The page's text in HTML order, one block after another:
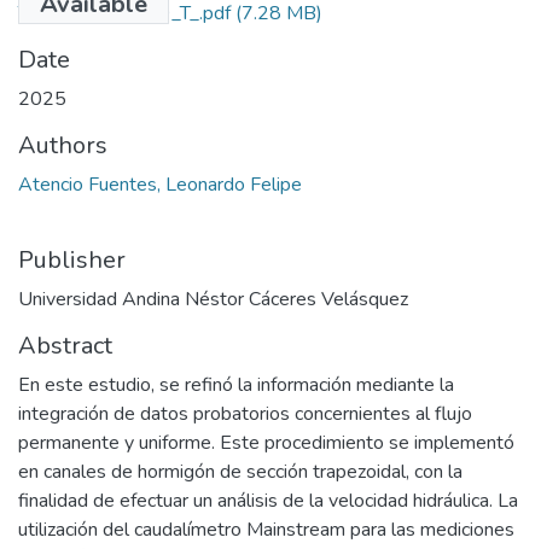
T036_70868919_T_.pdf(7.28 MB)
Date
2025
Authors
Atencio Fuentes, Leonardo Felipe
Publisher
Universidad Andina Néstor Cáceres Velásquez
Abstract
En este estudio, se refinó la información mediante la
integración de datos probatorios concernientes al flujo
permanente y uniforme. Este procedimiento se implementó
en canales de hormigón de sección trapezoidal, con la
finalidad de efectuar un análisis de la velocidad hidráulica. La
utilización del caudalímetro Mainstream para las mediciones